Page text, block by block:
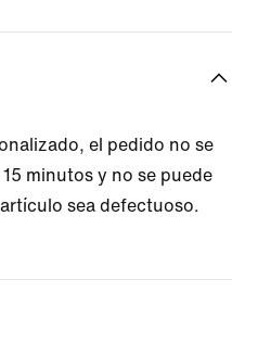
el pedido no se
minutos y no se puede
sea defectuoso.